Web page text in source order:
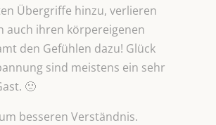
Übergriffe hinzu, verlieren
auch ihren körpereigenen
den Gefühlen dazu! Glück
sind meistens ein sehr
🙁
besseren Verständnis.